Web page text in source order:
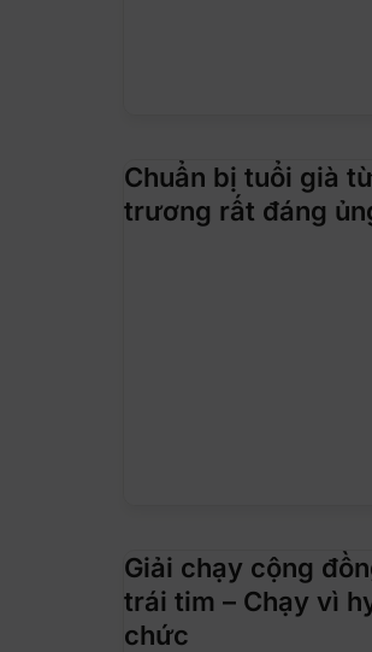
Chuẩn bị tuổi già
trương rất đáng
Giải chạy cộng
trái tim – Chạy vì
chức